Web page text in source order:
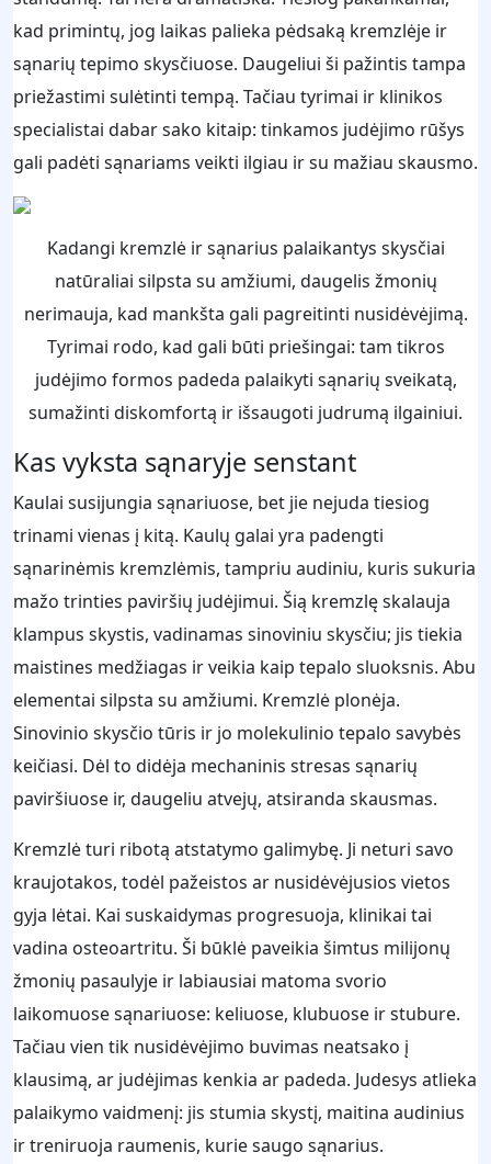
kad primintų, jog laikas palieka pėdsaką kremzlėje ir
sąnarių tepimo skysčiuose. Daugeliui ši pažintis tampa
priežastimi sulėtinti tempą. Tačiau tyrimai ir klinikos
specialistai dabar sako kitaip: tinkamos judėjimo rūšys
gali padėti sąnariams veikti ilgiau ir su mažiau skausmo.
Kadangi kremzlė ir sąnarius palaikantys skysčiai
natūraliai silpsta su amžiumi, daugelis žmonių
nerimauja, kad mankšta gali pagreitinti nusidėvėjimą.
Tyrimai rodo, kad gali būti priešingai: tam tikros
judėjimo formos padeda palaikyti sąnarių sveikatą,
sumažinti diskomfortą ir išsaugoti judrumą ilgainiui.
Kas vyksta sąnaryje senstant
Kaulai susijungia sąnariuose, bet jie nejuda tiesiog
trinami vienas į kitą. Kaulų galai yra padengti
sąnarinėmis kremzlėmis, tampriu audiniu, kuris sukuria
mažo trinties paviršių judėjimui. Šią kremzlę skalauja
klampus skystis, vadinamas sinoviniu skysčiu; jis tiekia
maistines medžiagas ir veikia kaip tepalo sluoksnis. Abu
elementai silpsta su amžiumi. Kremzlė plonėja.
Sinovinio skysčio tūris ir jo molekulinio tepalo savybės
keičiasi. Dėl to didėja mechaninis stresas sąnarių
paviršiuose ir, daugeliu atvejų, atsiranda skausmas.
Kremzlė turi ribotą atstatymo galimybę. Ji neturi savo
kraujotakos, todėl pažeistos ar nusidėvėjusios vietos
gyja lėtai. Kai suskaidymas progresuoja, klinikai tai
vadina osteoartritu. Ši būklė paveikia šimtus milijonų
žmonių pasaulyje ir labiausiai matoma svorio
laikomuose sąnariuose: keliuose, klubuose ir stubure.
Tačiau vien tik nusidėvėjimo buvimas neatsako į
klausimą, ar judėjimas kenkia ar padeda. Judesys atlieka
palaikymo vaidmenį: jis stumia skystį, maitina audinius
ir treniruoja raumenis, kurie saugo sąnarius.